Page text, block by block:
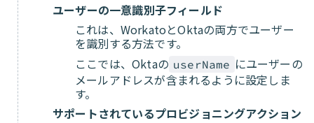
ユーザーの一意識別子フィールド
これは、WorkatoとOktaの両方でユーザー
を識別する方法です。
ここでは、Oktaの userName にユーザーの
メールアドレスが含まれるように設定しま
す。
サポートされているプロビジョニングアクション